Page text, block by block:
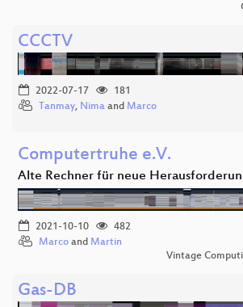
CCCTV
2022-07-17
181
Tanmay, Nima and Marco
Computertruhe e.V.
Alte Rechner für neue
2021-10-10
482
Marco and Martin
Vintage
Gas-DB